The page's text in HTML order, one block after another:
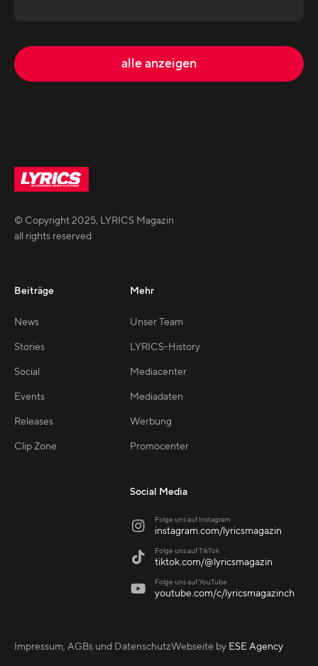
alle anzeigen
© Copyright2025, LYRICS Magazin
all rights reserved
Beiträge
News
Stories
Social
Events
Releases
Clip Zone
Mehr
Unser Team
LYRICS-History
Mediacenter
Mediadaten
Werbung
Promocenter
Social Media
 Folge uns auf Instagram
instagram.com/lyricsmagazin
 Folge uns auf TikTok
tiktok.com/@lyricsmagazin
 Folge uns auf YouTube
youtube.com/c/lyricsmagazinch
Impressum, AGBs und DatenschutzWebseite by ESE Agency